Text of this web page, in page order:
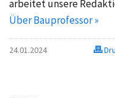
arbeitet unsere
Über Bauprofessor »
24.01.2024